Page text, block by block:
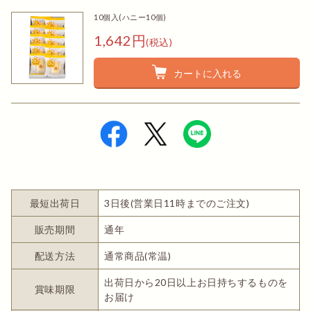
10個入(ハニー10個)
1,642円(税込)
カートに入れる
最短出荷日 3日後(営業日11時までのご注文)
販売期間 通年
配送方法 通常商品(常温)
賞味期限
出荷日から20日以上お日持ちするものを
お届け